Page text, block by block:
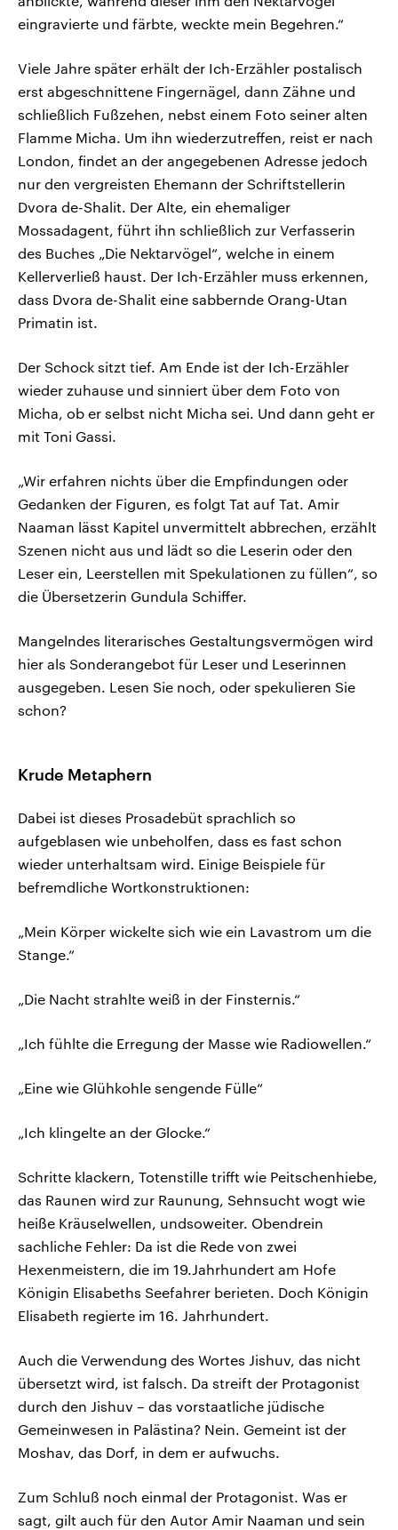
eingravierte und färbte, weckte mein Begehren.“
Viele Jahre später erhält der Ich-Erzähler postalisch
erst abgeschnittene Fingernägel, dann Zähne und
schließlich Fußzehen, nebst einem Foto seiner alten
Flamme Micha. Um ihn wiederzutreffen, reist er nach
London, findet an der angegebenen Adresse jedoch
nur den vergreisten Ehemann der Schriftstellerin
Dvora de-Shalit. Der Alte, ein ehemaliger
Mossadagent, führt ihn schließlich zur Verfasserin
des Buches „Die Nektarvögel“, welche in einem
Kellerverließ haust. Der Ich-Erzähler muss erkennen,
dass Dvora de-Shalit eine sabbernde Orang-Utan
Primatin ist.
Der Schock sitzt tief. Am Ende ist der Ich-Erzähler
wieder zuhause und sinniert über dem Foto von
Micha, ob er selbst nicht Micha sei. Und dann geht er
mit Toni Gassi.
„Wir erfahren nichts über die Empfindungen oder
Gedanken der Figuren, es folgt Tat auf Tat. Amir
Naaman lässt Kapitel unvermittelt abbrechen, erzählt
Szenen nicht aus und lädt so die Leserin oder den
Leser ein, Leerstellen mit Spekulationen zu füllen“, so
die Übersetzerin Gundula Schiffer.
Mangelndes literarisches Gestaltungsvermögen wird
hier als Sonderangebot für Leser und Leserinnen
ausgegeben. Lesen Sie noch, oder spekulieren Sie
schon?
Krude Metaphern
Dabei ist dieses Prosadebüt sprachlich so
aufgeblasen wie unbeholfen, dass es fast schon
wieder unterhaltsam wird. Einige Beispiele für
befremdliche Wortkonstruktionen:
„Mein Körper wickelte sich wie ein Lavastrom um die
Stange.“
„Die Nacht strahlte weiß in der Finsternis.“
„Ich fühlte die Erregung der Masse wie Radiowellen.“
„Eine wie Glühkohle sengende Fülle“
„Ich klingelte an der Glocke.“
Schritte klackern, Totenstille trifft wie Peitschenhiebe,
das Raunen wird zur Raunung, Sehnsucht wogt wie
heiße Kräuselwellen, undsoweiter. Obendrein
sachliche Fehler: Da ist die Rede von zwei
Hexenmeistern, die im 19.Jahrhundert am Hofe
Königin Elisabeths Seefahrer berieten. Doch Königin
Elisabeth regierte im 16. Jahrhundert.
Auch die Verwendung des Wortes Jishuv, das nicht
übersetzt wird, ist falsch. Da streift der Protagonist
durch den Jishuv – das vorstaatliche jüdische
Gemeinwesen in Palästina? Nein. Gemeint ist der
Moshav, das Dorf, in dem er aufwuchs.
Zum Schluß noch einmal der Protagonist. Was er
sagt, gilt auch für den Autor Amir Naaman und sein